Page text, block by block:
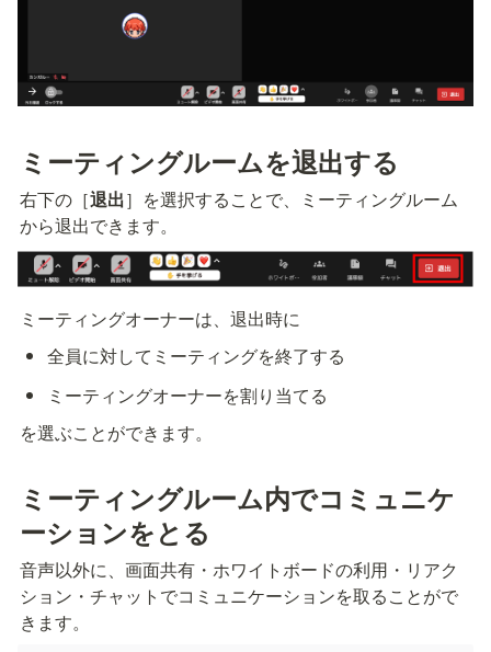
ミーティングルームを退出する
右下の［退出］を選択することで、ミーティングルーム
から退出できます。
ミーティングオーナーは、退出時に
全員に対してミーティングを終了する
ミーティングオーナーを割り当てる
を選ぶことができます。
ミーティングルーム内でコミュニケ
ーションをとる
音声以外に、画面共有・ホワイトボードの利用・リアク
ション・チャットでコミュニケーションを取ることがで
きます。